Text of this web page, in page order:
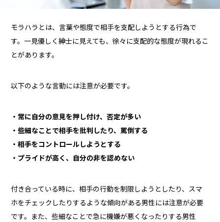
モラハラとは、言葉や態度で相手を支配しようとする行為で
す。一見優しく紳士に見えても、徐々に支配的な態度が現れるこ
とがあります。
以下のような言動には注意が必要です。
・常に自分の意見を押し付け、否定が多い
・些細なことで相手を批判したり、罵倒する
・相手をコントロールしようとする
・プライドが高く、自分の非を認めない
付き合っている時に、相手の行動を制限しようとしたり、スマ
ホをチェックしたりするような傾向がある男性には注意が必要
です。また、些細なことで急に機嫌が悪くなったりする男性